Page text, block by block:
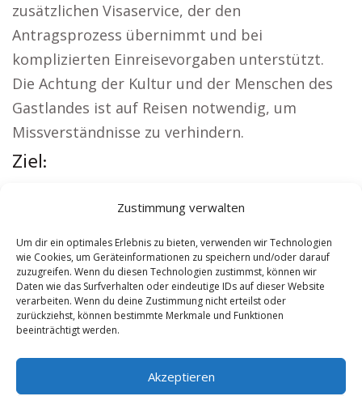
Zustimmung verwalten
Um dir ein optimales Erlebnis zu bieten, verwenden wir Technologien
wie Cookies, um Geräteinformationen zu speichern und/oder darauf
zuzugreifen. Wenn du diesen Technologien zustimmst, können wir
Daten wie das Surfverhalten oder eindeutige IDs auf dieser Website
verarbeiten. Wenn du deine Zustimmung nicht erteilst oder
zurückziehst, können bestimmte Merkmale und Funktionen
beeinträchtigt werden.
Akzeptieren
zusätzlichen Visaservice, der den
Antragsprozess übernimmt und bei
komplizierten Einreisevorgaben unterstützt.
Die Achtung der Kultur und der Menschen des
Gastlandes ist auf Reisen notwendig, um
Missverständnisse zu verhindern.
Ziel:
Wohnung mieten Glückstadt|Kirche
Glückstadt|Reisebüro Glückstadt|
Versicherung Glückstadt|Hauskauf Glückstadt
Contents [show]
No tags for this post.